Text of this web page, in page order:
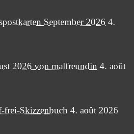
September 2026 4.
2026 von malfreundin 4. août
frei-Skizzenbuch 4. août 2026